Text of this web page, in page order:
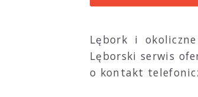
Lębork i
Lęborski serwis
o kontakt